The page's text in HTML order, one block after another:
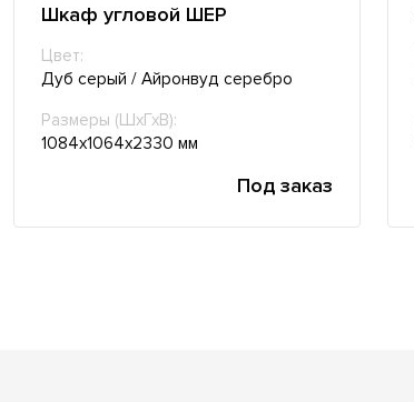
Шкаф угловой ШЕР
Цвет:
Дуб серый / Айронвуд серебро
Размеры (ШхГхВ):
1084х1064х2330 мм
Под заказ